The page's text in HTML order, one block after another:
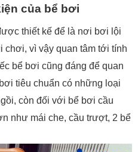
của bể bơi
thiết kế để là nơi bơi lội
chơi, vì vậy quan tâm tới tính
bể bơi cũng đáng để quan
tiêu chuẩn có những loại
còn đối với bể bơi cầu
như mái che, cầu trượt, 2 bể